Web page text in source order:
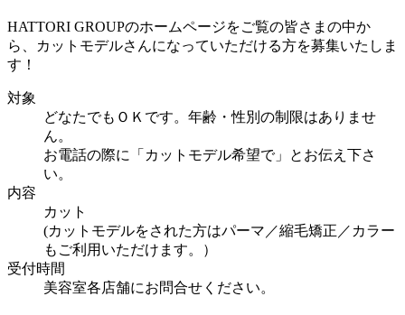
HATTORI GROUPのホームページをご覧の皆さまの中か
ら、カットモデルさんになっていただける方を募集いたしま
す！
対象
どなたでもＯＫです。年齢・性別の制限はありませ
ん。
お電話の際に「カットモデル希望で」とお伝え下さ
い。
内容
カット
(カットモデルをされた方はパーマ／縮毛矯正／カラー
もご利用いただけます。）
受付時間
美容室各店舗にお問合せください。